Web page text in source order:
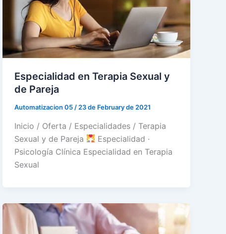
Especialidad en Terapia Sexual y
de Pareja
Automatizacion 05/23 de February de 2021
Inicio / Oferta / Especialidades / Terapia
Sexual y de Pareja
Especialidad ·
Psicología Clínica Especialidad en Terapia
Sexual